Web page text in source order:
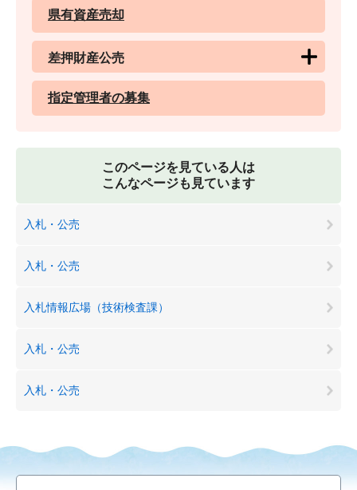
県有資産売却
差押財産公売
指定管理者の募集
このページを見ている人は
こんなページも見ています
入札・公売
入札・公売
入札情報広場（技術検査課）
入札・公売
入札・公売